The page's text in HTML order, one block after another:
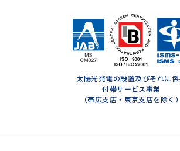
太陽光発電の設置及びそれに係
付帯サービス事業
（帯広支店・東京支店を除く）